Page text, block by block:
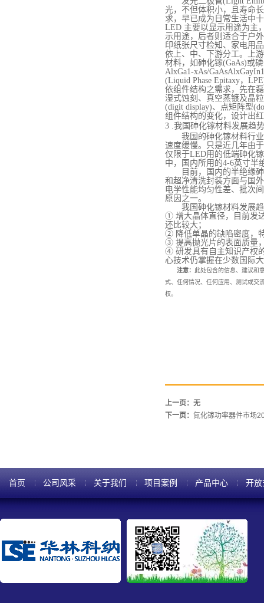
光，不但体积小，且寿命
求，早已成为日常生活中
LED 主要以显示用途为主
示用途，后者则适合于户
印纸张尺寸检知、家电用
依上、中、下游分工。上
材料，如砷化镓(GaAs)或
AlxGa1-xAs/
(Liquid Phase Epitaxy，
依组件结构之需求，先在
湿式蚀刻、真空蒸镀及晶
(digit display)、点矩阵型
组件结构的变化，设计出
3 .我国砷化镓材料发展趋
我国的砷化镓材料行
速度缓慢。只是近几年由
仅限于LED用的低端砷化
中，国内所用的4-6英寸半
目前，国内的半绝缘
和超净清洗封装方面与国
电学性能均匀性差、批次
原因之一。
我国砷化镓材料发展
① 增大晶体直径，目前发
还比较大；
② 降低单晶的缺陷密度，
③ 提高抛光片的表面质量
④ 研发具有自主知识产权
心技术仍掌握在少数国际
注意： 此处包含的信息、建议和
式、任何情况、任何应用、测试或交
权。
上一页：无
下一页： 氮化镓功率器件市场
首页 公司风采 关于我们 项目案例 产品中心 开放